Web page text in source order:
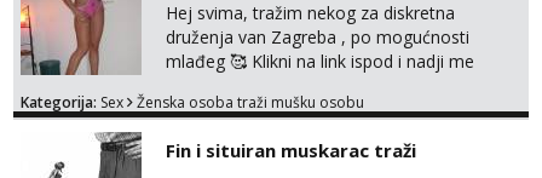
Hej svima, tražim nekog za diskretna
druženja van Zagreba , po mogućnosti
mlađeg 🥰 Klikni na link ispod i nadji me
Kategorija: Sex Ženska osoba traži mušku osobu
Fin i situiran muskarac traži